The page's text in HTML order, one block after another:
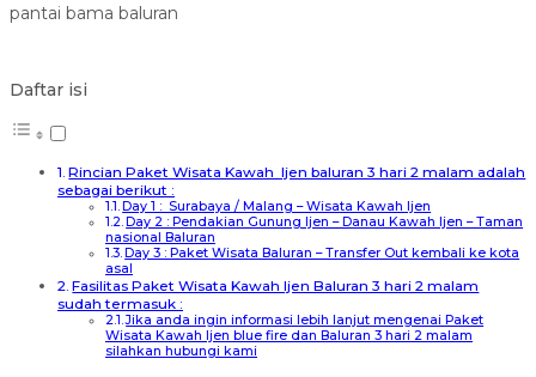
pantai bama baluran
Daftar isi
Rincian Paket Wisata Kawah Ijen baluran 3 hari 2 malam adalah
sebagai berikut :
Day 1 : Surabaya / Malang – Wisata Kawah Ijen
Day 2 : Pendakian Gunung Ijen – Danau Kawah Ijen – Taman
nasional Baluran
Day 3 : Paket Wisata Baluran – Transfer Out kembali ke kota
asal
Fasilitas Paket Wisata Kawah Ijen Baluran 3 hari 2 malam
sudah termasuk :
Jika anda ingin informasi lebih lanjut mengenai Paket
Wisata Kawah Ijen blue fire dan Baluran 3 hari 2 malam
silahkan hubungi kami